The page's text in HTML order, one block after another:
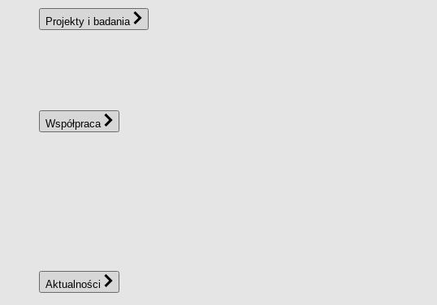
Projekty i badania
Współpraca
Aktualności